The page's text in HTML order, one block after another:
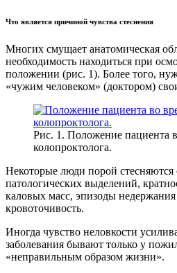
Что является причиной чувства стеснения
Многих смущает анатомическая
необходимость находиться при
положении (рис. 1). Более того,
«чужим человеком» (доктором)
Рис. 1. Положение пациента
колопроктолога.
Некоторые люди порой стесняются
патологических выделений,
каловых масс, эпизоды недержания
кровоточивость.
Иногда чувство неловкости
заболевания бывают только у
«неправильным образом жизни».